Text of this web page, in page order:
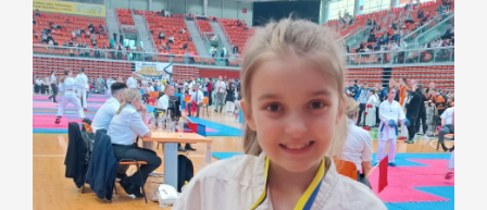
Učenici
Školske vijesti
Obavještenja